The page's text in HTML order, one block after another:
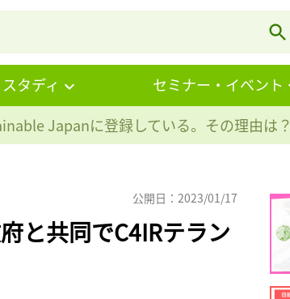
スタディ セミナー・イベント
Japanに登録している。その理由は？
公開日：2023/01/17
と共同でC4IRテラン